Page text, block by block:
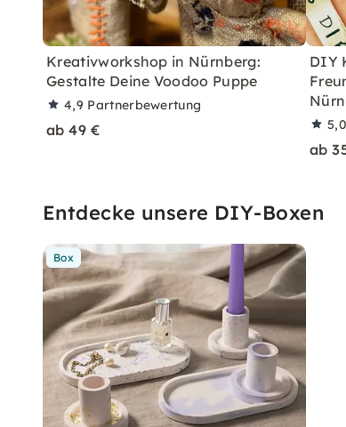
Kreativworkshop in Nürnberg:
Gestalte Deine Voodoo Puppe
4,9 Partnerbewertung
ab 49 €
DIY
5,0
ab
Entdecke unsere DIY-Boxen
Box